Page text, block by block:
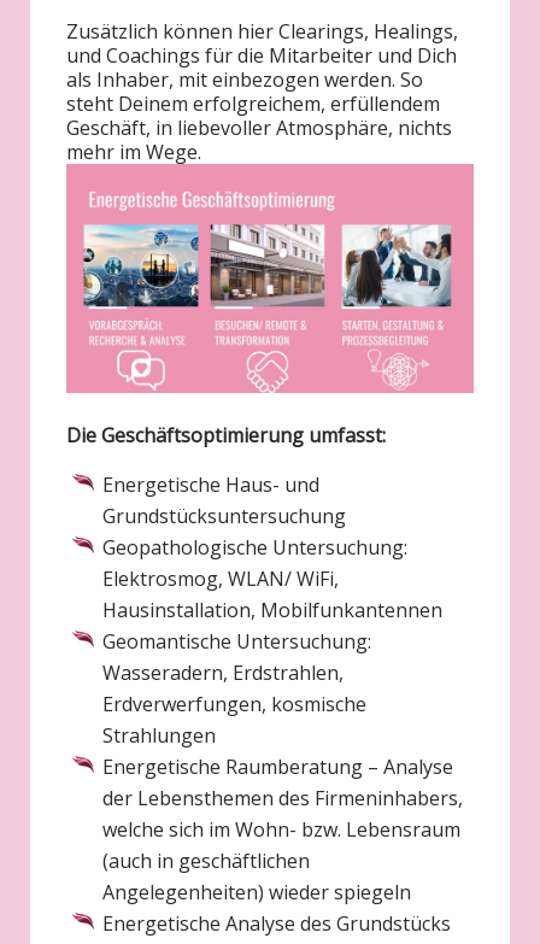
Zusätzlich können hier Clearings, Healings,
und Coachings für die Mitarbeiter und Dich
als Inhaber, mit einbezogen werden. So
steht Deinem erfolgreichem, erfüllendem
Geschäft, in liebevoller Atmosphäre, nichts
mehr im Wege.
Die Geschäftsoptimierung umfasst:
Energetische Haus- und
Grundstücksuntersuchung
Geopathologische Untersuchung:
Elektrosmog, WLAN/ WiFi,
Hausinstallation, Mobilfunkantennen
Geomantische Untersuchung:
Wasseradern, Erdstrahlen,
Erdverwerfungen, kosmische
Strahlungen
Energetische Raumberatung – Analyse
der Lebensthemen des Firmeninhabers,
welche sich im Wohn- bzw. Lebensraum
(auch in geschäftlichen
Angelegenheiten) wieder spiegeln
Energetische Analyse des Grundstücks